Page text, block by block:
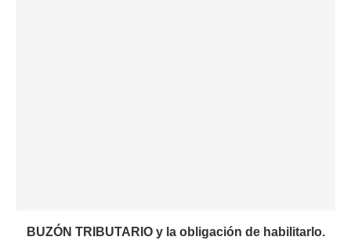
BUZÓN TRIBUTARIO y la obligación de habilitarlo.